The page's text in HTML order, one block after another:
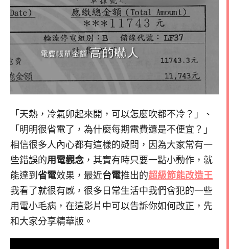
「天熱，冷氣卯起來開，可以怎麼吹都不冷？」、
「明明很省電了，為什麼每期電費還是不便宜？」
相信很多人內心都有這樣的疑問，因為大家常有一
些錯誤的用電觀念，其實有時只要一點小動作，就
能達到 省電效果，最近台電推出的超級節能改造王
我看了就很有感，很多日常生活中我們會犯的一些
用電小毛病，在這影片中可以告訴你如何改正，先
和大家分享精華版。